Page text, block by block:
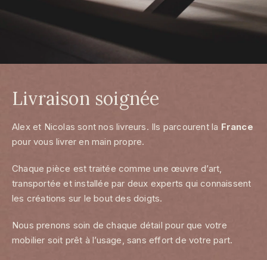
Livraison soignée
Alex et Nicolas sont nos livreurs. Ils parcourent la France
pour vous livrer en main propre.
Chaque pièce est traitée comme une œuvre d’art,
transportée et installée par deux experts qui connaissent
les créations sur le bout des doigts.
Nous prenons soin de chaque détail pour que votre
mobilier soit prêt à l’usage, sans effort de votre part.